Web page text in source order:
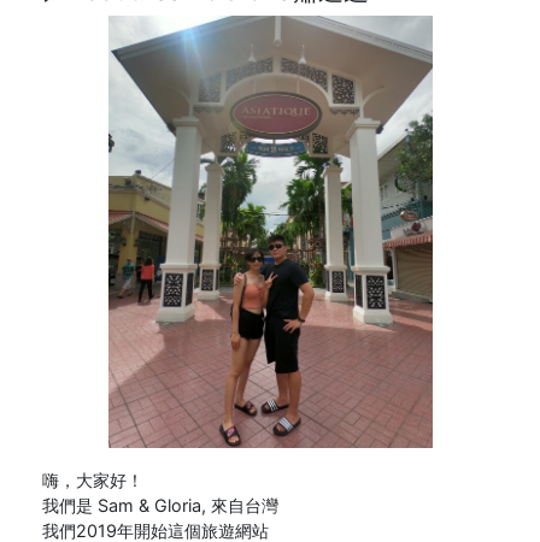
嗨，大家好！
我們是 Sam & Gloria, 來自台灣
我們2019年開始這個旅遊網站